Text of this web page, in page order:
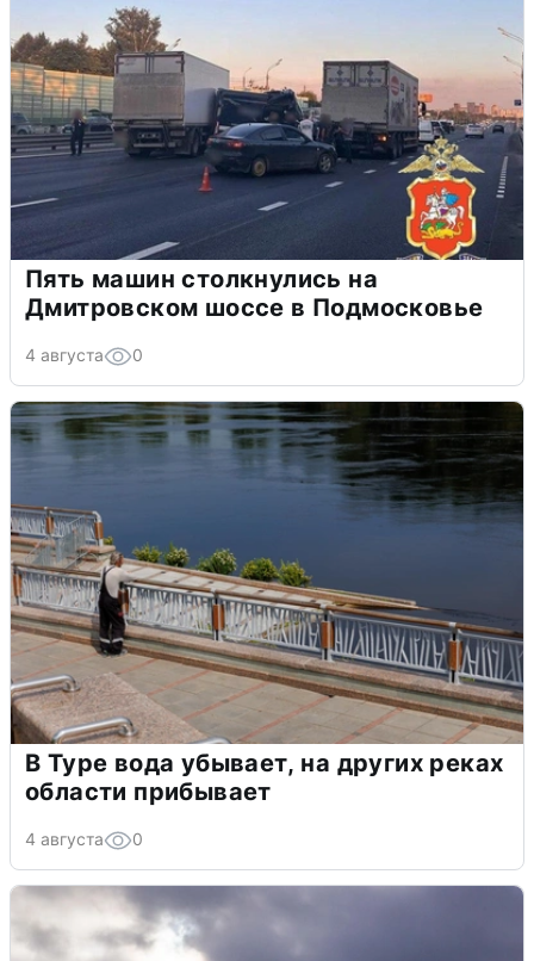
Пять машин столкнулись на
Дмитровском шоссе в Подмосковье
4 августа 0
В Туре вода убывает, на других реках
области прибывает
4 августа 0